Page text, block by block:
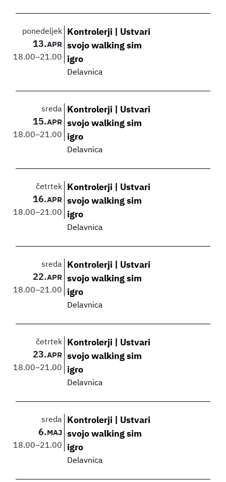
ponedeljek
13.APR
18.00–21.00
Kontrolerji | Ustvari
svojo walking sim
igro
Delavnica
sreda
15.APR
18.00–21.00
Kontrolerji | Ustvari
svojo walking sim
igro
Delavnica
četrtek
16.APR
18.00–21.00
Kontrolerji | Ustvari
svojo walking sim
igro
Delavnica
sreda
22.APR
18.00–21.00
Kontrolerji | Ustvari
svojo walking sim
igro
Delavnica
četrtek
23.APR
18.00–21.00
Kontrolerji | Ustvari
svojo walking sim
igro
Delavnica
sreda
6. MAJ
18.00–21.00
Kontrolerji | Ustvari
svojo walking sim
igro
Delavnica